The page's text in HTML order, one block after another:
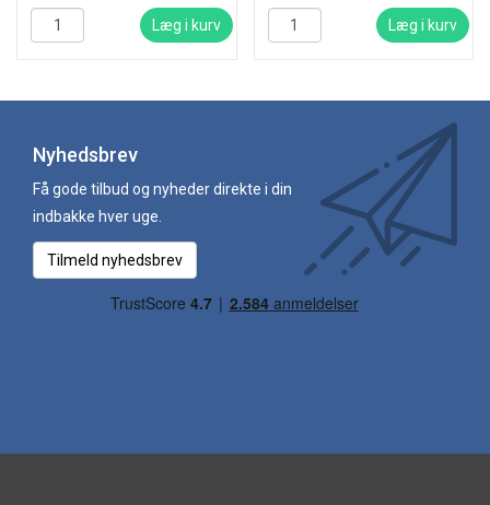
Læg i kurv Læg i kurv
Nyhedsbrev
Få gode tilbud og nyheder direkte i din
indbakke hver uge.
Tilmeld nyhedsbrev